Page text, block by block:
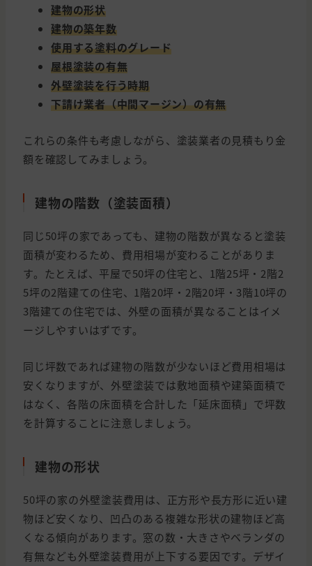
建物の形状
建物の築年数
使用する塗料のグレード
屋根塗装の有無
外壁塗装を行う時期
下請け業者（中間マージン）の有無
これらの条件も考慮しながら、塗装業者の見積もり金
額を確認してみましょう。
建物の階数（塗装面積）
同じ50坪の家であっても、建物の階数が異なると塗装
面積が変わるため、費用相場が変わることがありま
す。たとえば、平屋で50坪の住宅と、1階25坪・2階2
5坪の2階建ての住宅、1階20坪・2階20坪・3階10坪の
3階建ての住宅では、外壁の面積が異なることはイメ
ージしやすいはずです。
同じ坪数であれば建物の階数が少ないほど費用相場は
安くなりますが、外壁塗装では敷地面積や建築面積で
はなく、各階の床面積を合計した「延床面積」で坪数
を計算することに注意しましょう。
建物の形状
50坪の家の外壁塗装費用は、正方形や長方形に近い建
物ほど安くなり、凹凸のある複雑な形状の建物ほど高
くなる傾向があります。窓の数・大きさやベランダの
有無なども外壁塗装費用が上下する要因です。デザイ